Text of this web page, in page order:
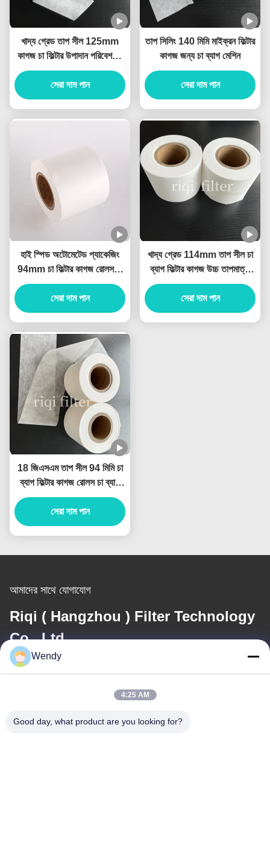
খাদ্য গ্রেড তাপ সীল 125mm
কাগজ চা ফিল্টার উপাদান পরিবেশগত
বন্ধুত্বপূর্ণ
সেরা দাম পান
তাপ সিলিং 140 মিমি মাইক্রন ফিল্টার
কাগজ জন্য চা ব্যাগ মেশিন
সেরা দাম পান
হাই স্পিড অটোমেটেড প্যাকেজিং
94mm চা ফিল্টার কাগজ রোলস অ
বিষাক্ত
সেরা দাম পান
খাদ্য গ্রেড 114mm তাপ সীল চা
ব্যাগ ফিল্টার কাগজ উচ্চ তাপমাত্রা
প্রতিরোধী
সেরা দাম পান
18 জিএসএম তাপ সীল 94 মিমি চা
ব্যাগ ফিল্টার কাগজ রোলস চা ব্যাগ
উত্পাদন জন্য
সেরা দাম পান
আমাদের সাথে যোগাযোগ
Riqi ( Hangzhou ) Filter Technology
Co., Ltd.
ই-মেইল
wendy@hzriqi.com
Wendy
4:25 AM
Good day, what product are you looking for?